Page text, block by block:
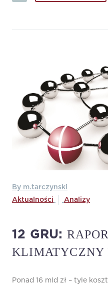
By m.tarczynski
Aktualności
Analizy
12 GRU:
KLIMATYCZNY
Ponad 16 mld zł – tyle